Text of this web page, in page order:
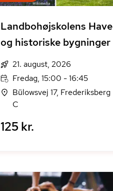
Landbohøjskolens Have
og historiske bygninger
21. august, 2026
Fredag, 15:00 - 16:45
Bülowsvej 17, Frederiksberg
C
125 kr.